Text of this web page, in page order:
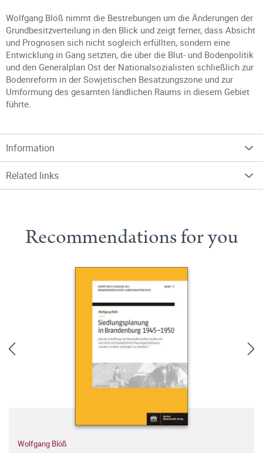
Wolfgang Blöß nimmt die Bestrebungen um die Änderungen der
Grundbesitzverteilung in den Blick und zeigt ferner, dass Absicht
und Prognosen sich nicht sogleich erfüllten, sondern eine
Entwicklung in Gang setzten, die über die Blut- und Bodenpolitik
und den Generalplan Ost der Nationalsozialisten schließlich zur
Bodenreform in der Sowjetischen Besatzungszone und zur
Umformung des gesamten ländlichen Raums in diesem Gebiet
führte.
Information
Related links
Recommendations for you
Wolfgang Blöß